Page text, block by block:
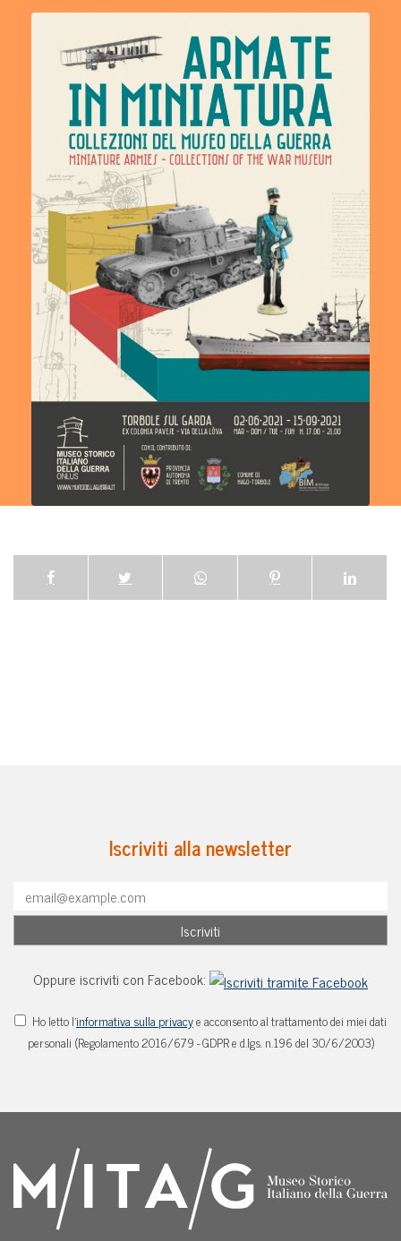
Iscriviti alla newsletter
Oppure iscriviti con Facebook:
Ho letto l'informativa sulla privacye acconsento al trattamento dei miei dati
personali (Regolamento 2016/679 - GDPR e d.lgs. n.196 del 30/6/2003)